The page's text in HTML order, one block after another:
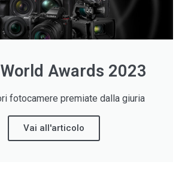
Awards 2023
fotocamere premiate dalla giuria
Vai all'articolo